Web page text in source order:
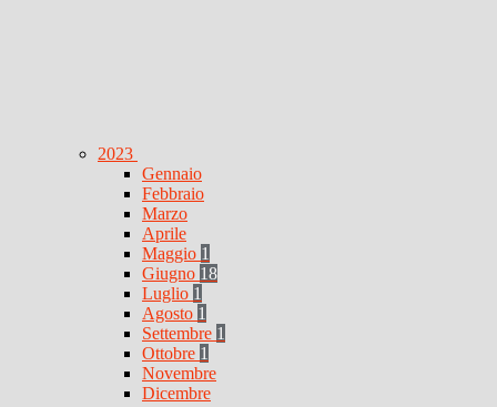
2023
Gennaio
Febbraio
Marzo
Aprile
Maggio 1
Giugno 18
Luglio 1
Agosto 1
Settembre 1
Ottobre 1
Novembre
Dicembre